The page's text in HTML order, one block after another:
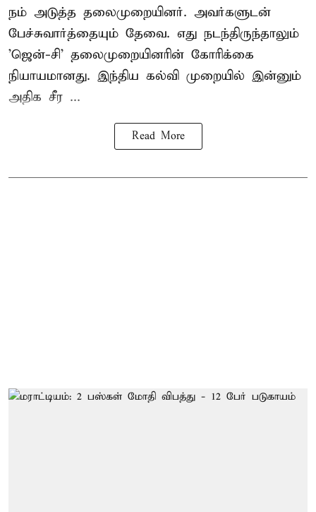
நம் அடுத்த தலைமுறையினர். அவர்களுடன்
பேச்சுவார்த்தையும் தேவை. எது நடந்திருந்தாலும்
'ஜென்-சி' தலைமுறையினரின் கோரிக்கை
நியாயமானது. இந்திய கல்வி முறையில் இன்னும்
அதிக சீர ...
Read More